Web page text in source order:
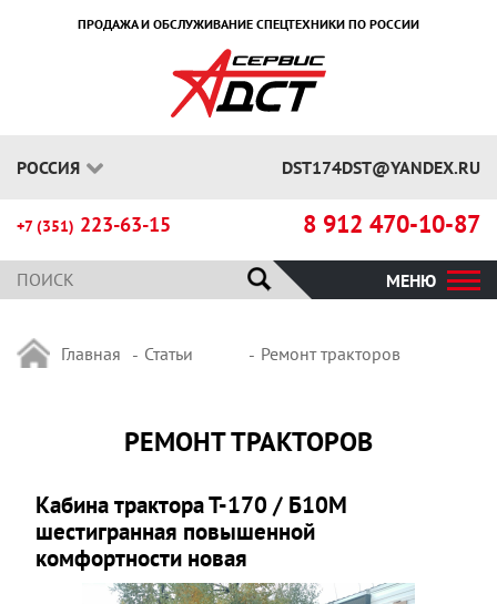
ПРОДАЖА И ОБСЛУЖИВАНИЕ СПЕЦТЕХНИКИ ПО РОССИИ
РОССИЯ DST174DST@YANDEX.RU
+7 (351) 223-63-15 8 912 470-10-87
МЕНЮ
Главная Статьи Ремонт тракторов
РЕМОНТ ТРАКТОРОВ
Кабина трактора Т-170 / Б10М
шестигранная повышенной
комфортности новая